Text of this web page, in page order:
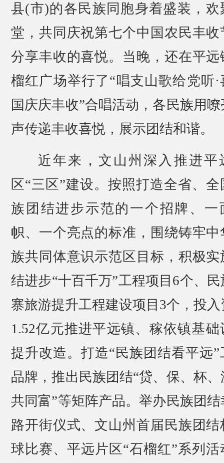
县(市)的各民族同胞身着盛装，欢
堂，共同庆祝第七个中国农民丰收
分享丰收的喜悦。当晚，还在平远
榴红广场举行了“唱支山歌给党听·
国庆庆丰收”合唱活动，各民族用
声传递丰收喜悦，展示团结和谐。
近年来，文山州深入推进平
区“三区”建设。按照打造全省、全
族团结进步示范的一个招牌、一
帜、一个亮点的标准，围绕铸牢中
族共同体意识示范区目标，积极实
结进步“十百千万”工程项目6个、
寨旅游提升工程建设项目3个，投入
1.52亿元推进平远镇、稼依镇基础
提升改造。打造“民族团结看平远”
品牌，推出民族团结“贷、保、杯、
共同富”等矩阵产品。举办民族团结
路开街仪式、文山州首届民族团结
球比赛、平远片区“石榴红”系列活